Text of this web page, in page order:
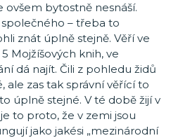
bytostně nesnáší.
– třeba to
znát úplně stejně. Věří ve
Mojžíšových knih, ve
dá najít. Čili z pohledu židů
ale zas tak správní věřící to
úplně stejné. V té době žijí v
to proto, že v zemi jsou
jako jakési „mezinárodní